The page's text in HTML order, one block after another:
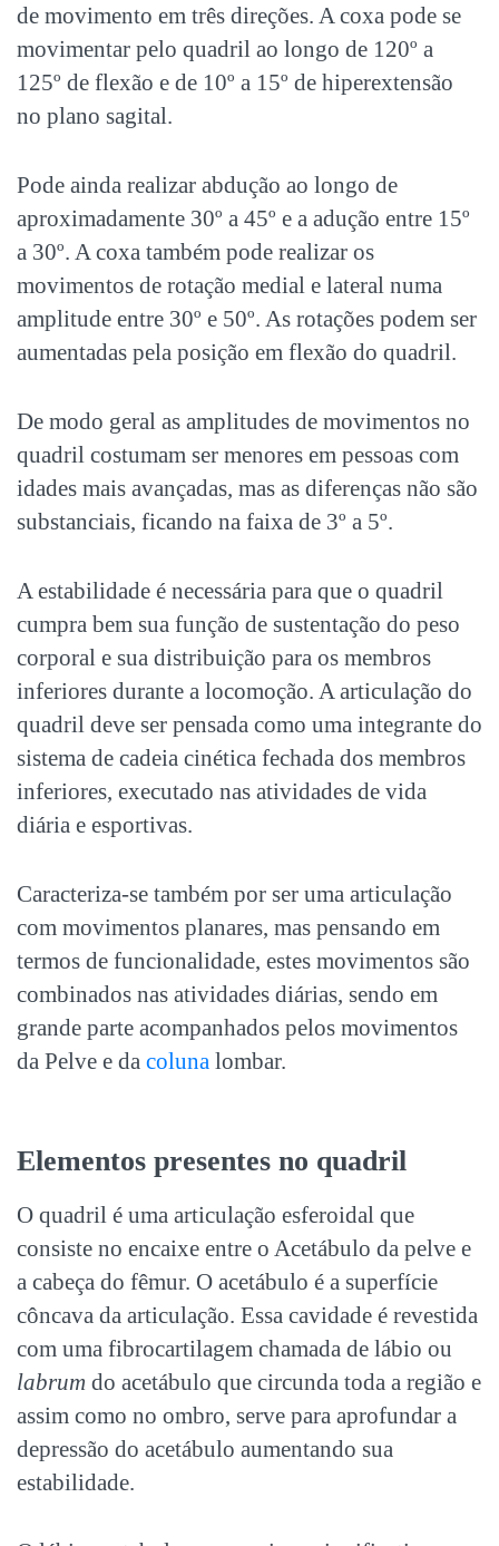
de movimento em três direções. A coxa pode se
movimentar pelo quadril ao longo de 120º a
125º de flexão e de 10º a 15º de hiperextensão
no plano sagital.
Pode ainda realizar abdução ao longo de
aproximadamente 30º a 45º e a adução entre 15º
a 30º. A coxa também pode realizar os
movimentos de rotação medial e lateral numa
amplitude entre 30º e 50º. As rotações podem ser
aumentadas pela posição em flexão do quadril.
De modo geral as amplitudes de movimentos no
quadril costumam ser menores em pessoas com
idades mais avançadas, mas as diferenças não são
substanciais, ficando na faixa de 3º a 5º.
A estabilidade é necessária para que o quadril
cumpra bem sua função de sustentação do peso
corporal e sua distribuição para os membros
inferiores durante a locomoção. A articulação do
quadril deve ser pensada como uma integrante do
sistema de cadeia cinética fechada dos membros
inferiores, executado nas atividades de vida
diária e esportivas.
Caracteriza-se também por ser uma articulação
com movimentos planares, mas pensando em
termos de funcionalidade, estes movimentos são
combinados nas atividades diárias, sendo em
grande parte acompanhados pelos movimentos
da Pelve e da coluna lombar.
Elementos presentes no quadril
O quadril é uma articulação esferoidal que
consiste no encaixe entre o Acetábulo da pelve e
a cabeça do fêmur. O acetábulo é a superfície
côncava da articulação. Essa cavidade é revestida
com uma fibrocartilagem chamada de lábio ou
labrum do acetábulo que circunda toda a região e
assim como no ombro, serve para aprofundar a
depressão do acetábulo aumentando sua
estabilidade.